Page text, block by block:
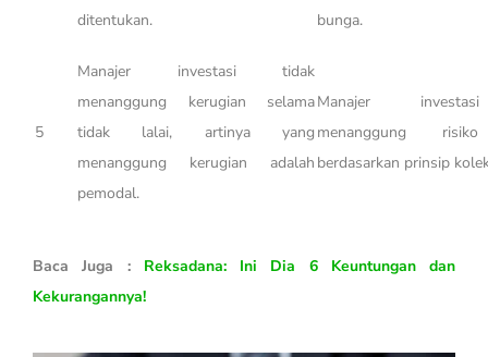
ditentukan.
bunga.
5
Manajer investasi tidak
menanggung kerugian selama
tidak lalai, artinya yang
menanggung kerugian adalah
pemodal.
Manajer
menanggung
berdasarkan prinsip
Baca Juga : Reksadana: Ini Dia 6 Keuntungan dan
Kekurangannya!